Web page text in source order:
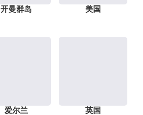
开曼群岛 美国
爱尔兰 英国